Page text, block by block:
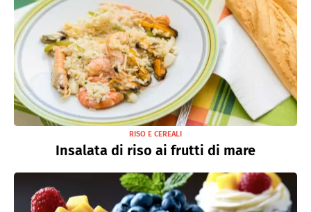
RISO E CEREALI
Insalata di riso ai frutti di mare